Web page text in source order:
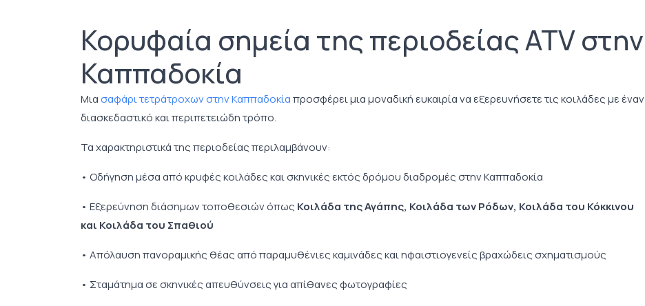
Κορυφαία σημεία της περιοδείας ATV στην
Καππαδοκία
Μιασαφάρι τετράτροχων στην Καππαδοκίαπροσφέρει μια μοναδική ευκαιρία να εξερευνήσετε τις κοιλάδες με έναν
διασκεδαστικό και περιπετειώδη τρόπο.
Τα χαρακτηριστικά της περιοδείας περιλαμβάνουν:
• Οδήγηση μέσα από κρυφές κοιλάδες και σκηνικές εκτός δρόμου διαδρομές στην Καππαδοκία
• Εξερεύνηση διάσημων τοποθεσιών όπως Κοιλάδα της Αγάπης, Κοιλάδα των Ρόδων, Κοιλάδα του Κόκκινου
και Κοιλάδα του Σπαθιού
• Απόλαυση πανοραμικής θέας από παραμυθένιες καμινάδες και ηφαιστιογενείς βραχώδεις σχηματισμούς
• Σταμάτημα σε σκηνικές απευθύνσεις για απίθανες φωτογραφίες